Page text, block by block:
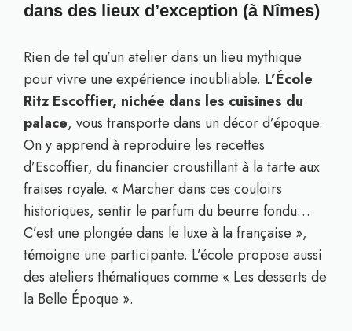
dans des lieux d’exception (à Nîmes)
Rien de tel qu’un atelier dans un lieu mythique
pour vivre une expérience inoubliable. L’École
Ritz Escoffier, nichée dans les cuisines du
palace, vous transporte dans un décor d’époque.
On y apprend à reproduire les recettes
d’Escoffier, du financier croustillant à la tarte aux
fraises royale. « Marcher dans ces couloirs
historiques, sentir le parfum du beurre fondu…
C’est une plongée dans le luxe à la française »,
témoigne une participante. L’école propose aussi
des ateliers thématiques comme « Les desserts de
la Belle Époque ».